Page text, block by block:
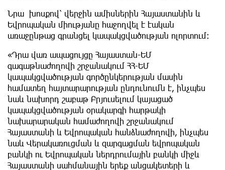
Նրա խոսքով՝ վերջին ամիսներին Հայաստանին և
Եվրոպական միությանը հաջողվել է էական
առաջընթաց գրանցել կապակցվածության ոլորտում։
«Դրա վառ ապացույցը Հայաստան-ԵՄ
գագաթնաժողովի շրջանակում ՀՀ-ԵՄ
կապակցվածության գործընկերության մասին
համատեղ հայտարարության ընդունումն է, ինչպես
նաև նախորդ շաբաթ Բրյուսելում կայացած
կապակցվածության օրակարգի հարթակի
նախարարական համաժողովի շրջանակում
Հայաստանի և Եվրոպական հանձնաժողովի, ինչպես
նաև Վերակառուցման և զարգացման եվրոպական
բանկի ու Եվրոպական ներդրումային բանկի միջև
Հայաստանի սահմանային երեք անցակետերի և